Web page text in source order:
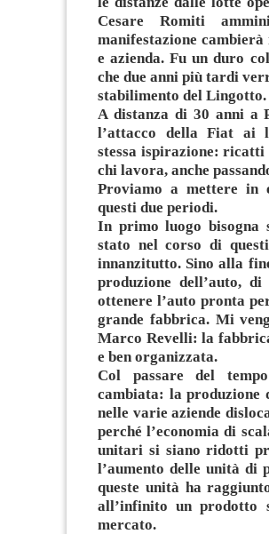
Cesare Romiti
manifestazione
e azienda. Fu un duro
che due anni più tardi
stabilimento del Lingotto.
A distanza di 30 anni a
l’attacco della Fiat ai
stessa ispirazione:
chi lavora, anche
Proviamo a mettere in
questi due periodi.
In primo luogo bisogna
stato nel corso di
innanzitutto. Sino alla
produzione dell’auto,
ottenere l’auto pronta
grande fabbrica. Mi
Marco Revelli: la
e ben organizzata.
Col passare del
cambiata: la produzione
nelle varie aziende
perché l’economia di
unitari si siano ridotti
l’aumento delle unità di
queste unità ha
all’infinito un prodotto
mercato.